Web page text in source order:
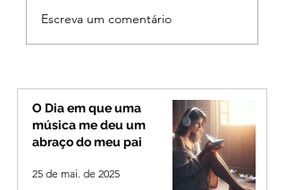
Campanhas eleitorais
começam neste
domingo (27); veja as
Escreva um comentário
O Dia em que uma
música me deu um
abraço do meu pai
25 de mai. de 2025